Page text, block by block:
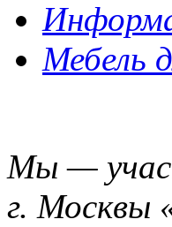
Мебель
Мы —
г. Москвы